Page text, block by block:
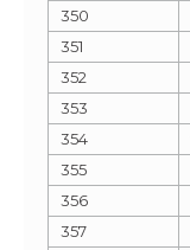
350
351
352
353
354
355
356
357